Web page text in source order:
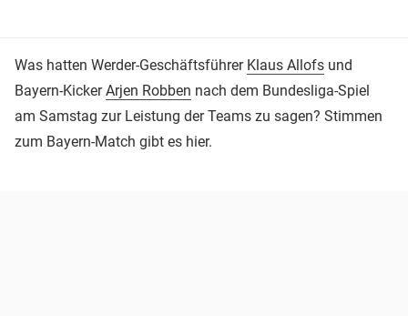
Was hatten Werder-Geschäftsführer Klaus Allofs und
Bayern-KickerArjen Robben nach dem Bundesliga-Spiel
am Samstag zur Leistung der Teams zu sagen? Stimmen
zum Bayern-Match gibt es hier.